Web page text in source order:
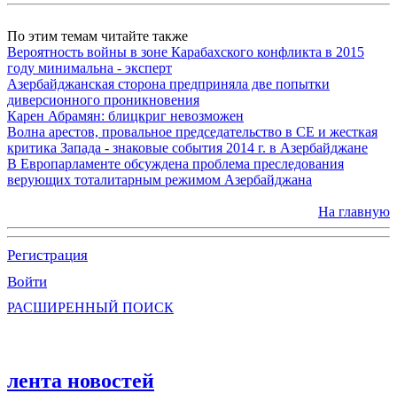
По этим темам читайте также
Вероятность войны в зоне Карабахского конфликта в 2015
году минимальна - эксперт
Азербайджанская сторона предприняла две попытки
диверсионного проникновения
Карен Абрамян: блицкриг невозможен
Волна арестов, провальное председательство в СЕ и жесткая
критика Запада - знаковые события 2014 г. в Азербайджане
В Европарламенте обсуждена проблема преследования
верующих тоталитарным режимом Азербайджана
На главную
Регистрация
Войти
РАСШИРЕННЫЙ ПОИСК
лента новостей